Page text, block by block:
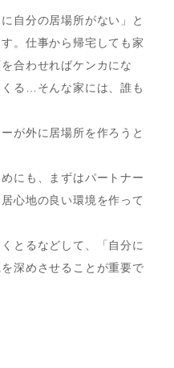
自分の居場所がない」と
。仕事から帰宅しても家
合わせればケンカにな
る…そんな家には、誰も
が外に居場所を作ろうと
にも、まずはパートナー
心地の良い環境を作って
とるなどして、「自分に
深めさせることが重要で